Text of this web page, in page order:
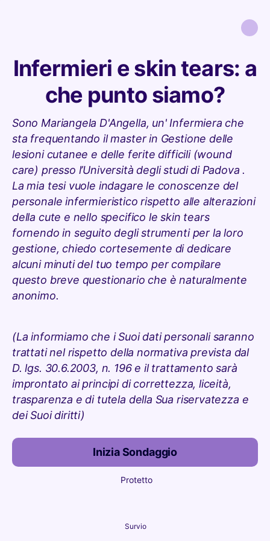
Infermieri e skin tears: a
che punto siamo?
Sono Mariangela D'Angella, un' Infermiera che
sta frequentando il master in Gestione delle
lesioni cutanee e delle ferite difficili (wound
care) presso l’Università degli studi di Padova .
La mia tesi vuole indagare le conoscenze del
personale infermieristico rispetto alle alterazioni
della cute e nello specifico le skin tears
fornendo in seguito degli strumenti per la loro
gestione, chiedo cortesemente di dedicare
alcuni minuti del tuo tempo per compilare
questo breve questionario che è naturalmente
anonimo.
(La informiamo che i Suoi dati personali saranno
trattati nel rispetto della normativa prevista dal
D. lgs. 30.6.2003, n. 196 e il trattamento sarà
improntato ai principi di correttezza, liceità,
trasparenza e di tutela della Sua riservatezza e
dei Suoi diritti)
Inizia Sondaggio
Protetto
Survio